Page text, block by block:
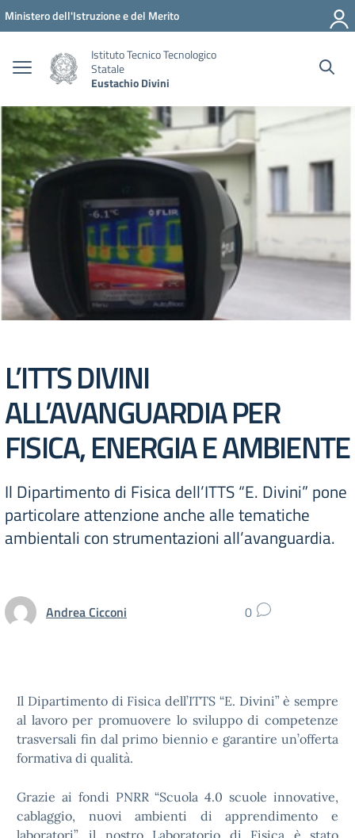
Vai ai contenuti
Vai al menu di navigazione
Vai al footer
Ministero dell'Istruzione e del Merito
Istituto Tecnico Tecnologico
Statale
Eustachio Divini
L’ITTS DIVINI
ALL’AVANGUARDIA PER
FISICA, ENERGIA E AMBIENTE
Il Dipartimento di Fisica dell’ITTS “E. Divini” pone
particolare attenzione anche alle tematiche
ambientali con strumentazioni all’avanguardia.
Andrea Cicconi 0
Il Dipartimento di Fisica dell’ITTS “E. Divini” è sempre
al lavoro per promuovere lo sviluppo di competenze
trasversali fin dal primo biennio e garantire un’offerta
formativa di qualità.
Grazie ai fondi PNRR “Scuola 4.0 scuole innovative,
cablaggio, nuovi ambienti di apprendimento e
laboratori”, il nostro Laboratorio di Fisica è stato